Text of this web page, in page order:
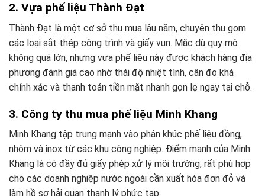
2. Vựa phế liệu Thành Đạt
Thành Đạt là một cơ sở thu mua lâu năm, chuyên thu gom
các loại sắt thép công trình và giấy vụn. Mặc dù quy mô
không quá lớn, nhưng vựa phế liệu này được khách hàng địa
phương đánh giá cao nhờ thái độ nhiệt tình, cân đo khá
chính xác và thanh toán tiền mặt nhanh gọn lẹ ngay tại chỗ.
3. Công ty thu mua phế liệu Minh Khang
Minh Khang tập trung mạnh vào phân khúc phế liệu đồng,
nhôm và inox từ các khu công nghiệp. Điểm mạnh của Minh
Khang là có đầy đủ giấy phép xử lý môi trường, rất phù hợp
cho các doanh nghiệp nước ngoài cần xuất hóa đơn đỏ và
làm hồ sơ hải quan thanh lý phức tạp.